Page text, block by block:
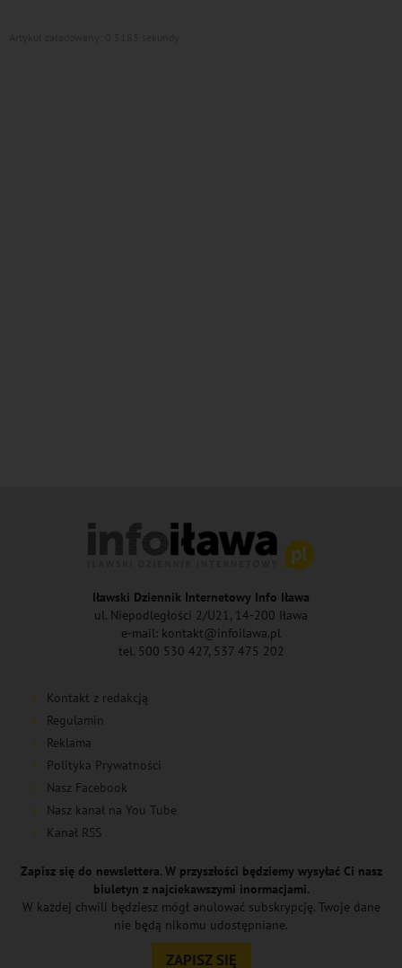
Iławski Dziennik Internetowy Info Iława
ul. Niepodległości 2/U21, 14-200 Iława
e-mail: kontakt@infoilawa.pl
tel. 500 530 427, 537 475 202
Kontakt z redakcją
Regulamin
Reklama
Polityka Prywatności
Nasz Facebook
Nasz kanał na You Tube
Kanał RSS
Zapisz się do newslettera. W przyszłości będziemy wysyłać Ci nasz
biuletyn z najciekawszymi inormacjami.
W każdej chwili będziesz mógł anulować subskrypcję. Twoje dane
nie będą nikomu udostępniane.
ZAPISZ SIĘ